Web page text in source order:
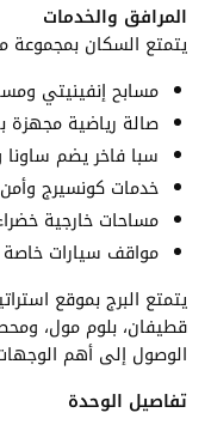
المرافق والخدمات
يتمتع السكان بمجموعة
مسابح إنفينيتي
صالة رياضية مجهزة
سبا فاخر يضم ساونا
خدمات كونسيرج
مساحات خارجية
مواقف سيارات
يتمتع البرج بموقع
قطيفان، بلوم مول،
الوصول إلى أهم
تفاصيل الوحدة